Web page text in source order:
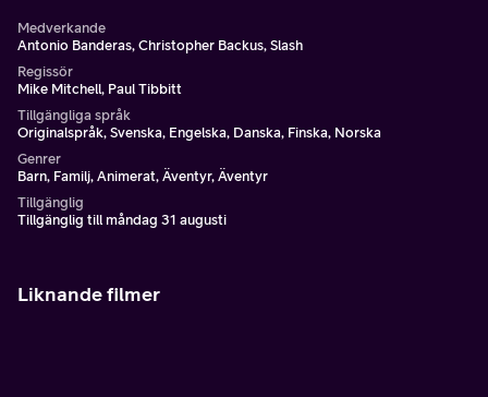
Medverkande
Antonio Banderas, Christopher Backus, Slash
Regissör
Mike Mitchell, Paul Tibbitt
Tillgängliga språk
Originalspråk, Svenska, Engelska, Danska, Finska, Norska
Genrer
Barn, Familj, Animerat, Äventyr, Äventyr
Tillgänglig
Tillgänglig till måndag 31 augusti
Liknande filmer